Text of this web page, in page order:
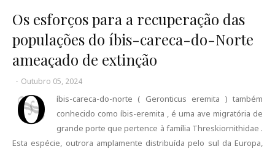
Os esforços para a recuperação das
populações do íbis-careca-do-Norte
ameaçado de extinção
- Outubro 05, 2024
O
íbis-careca-do-norte ( Geronticus eremita ) também
conhecido como íbis-eremita , é uma ave migratória de
grande porte que pertence à família Threskiornithidae .
Esta espécie, outrora amplamente distribuída pelo sul da Europa,